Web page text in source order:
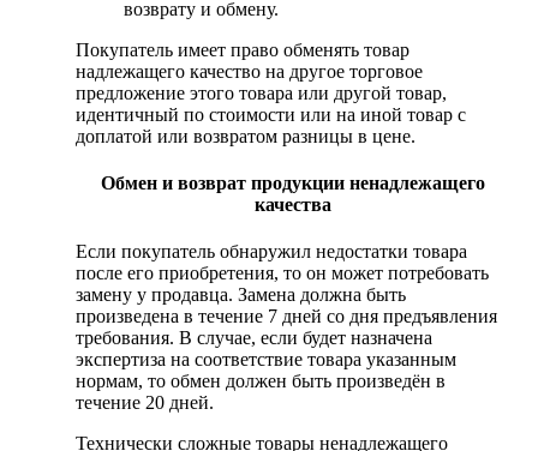
возврату и обмену.
Покупатель имеет право обменять товар
надлежащего качество на другое торговое
предложение этого товара или другой товар,
идентичный по стоимости или на иной товар с
доплатой или возвратом разницы в цене.
Обмен и возврат продукции ненадлежащего
качества
Если покупатель обнаружил недостатки товара
после его приобретения, то он может потребовать
замену у продавца. Замена должна быть
произведена в течение 7 дней со дня предъявления
требования. В случае, если будет назначена
экспертиза на соответствие товара указанным
нормам, то обмен должен быть произведён в
течение 20 дней.
Технически сложные товары ненадлежащего